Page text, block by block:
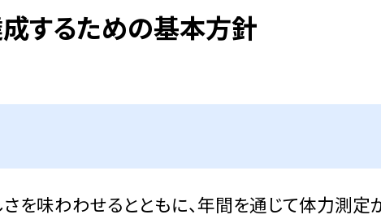
するための基本方針
を味わわせるとともに、年間を通じて体力測定